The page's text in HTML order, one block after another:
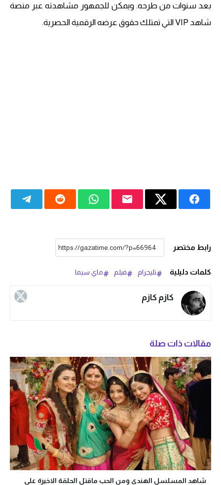
بعد سنوات من طرحه. ويمكن للجمهور مشاهدته عبر منصة
شاهد VIP التي تمتلك حقوق عرضه الرقمية الحصرية.
رابط مختصر
كلمات دليلية تليجرام فيلم ماي سيما
كازم كازم
مقالات ذات صلة
شاهد المسلسل الهندي ومن الحب ماقتل الحلقة الاخيرة على